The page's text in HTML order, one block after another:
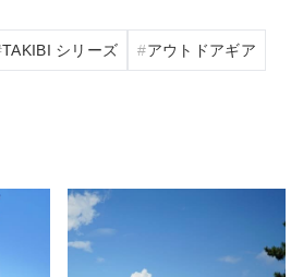
TAKIBI シリーズ アウトドアギア